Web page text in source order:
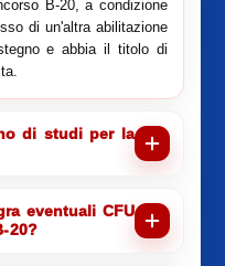
B-20, a condizione
di un'altra abilitazione
e abbia il titolo di
di studi per la
eventuali CFU
20?